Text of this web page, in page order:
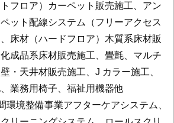
フロア）カーペット販売施工、アン
ット配線システム（フリーアクセス
床材（ハードフロア）木質系床材販
成品系床材販売施工、畳氈、マルチ
・天井材販売施工、J カラー施工、
業務用椅子、福祉用機器他
環境整備事業アフターケアシステム、